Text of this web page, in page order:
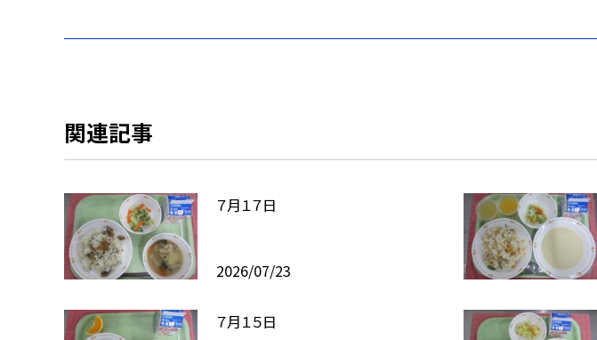
関連記事
７月１７日
2026/07/23
７月１５日